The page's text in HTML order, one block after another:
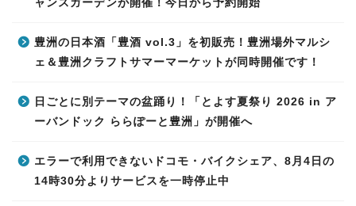
ャンスガーデンが開催！今日から予約開始
豊洲の日本酒「豊酒 vol.3」を初販売！豊洲場外マルシ
ェ＆豊洲クラフトサマーマーケットが同時開催です！
日ごとに別テーマの盆踊り！「とよす夏祭り 2026 in ア
ーバンドック ららぽーと豊洲」が開催へ
エラーで利用できないドコモ・バイクシェア、8月4日の
14時30分よりサービスを一時停止中